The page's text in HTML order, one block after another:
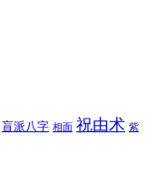
盲派八字 相面 祝由术 紫